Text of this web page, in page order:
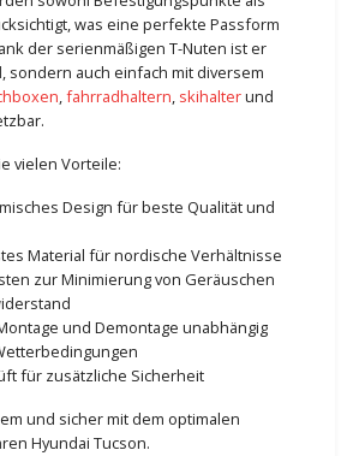
was eine perfekte Passform
der serienmäßigen T-Nuten ist er
sondern auch einfach mit diversem
,fahrradhaltern, skihalterund
vielen Vorteile:
Design für beste Qualität und
Material für nordische Verhältnisse
zur Minimierung von Geräuschen
und Demontage unabhängig
für zusätzliche Sicherheit
und sicher mit dem optimalen
Hyundai Tucson.